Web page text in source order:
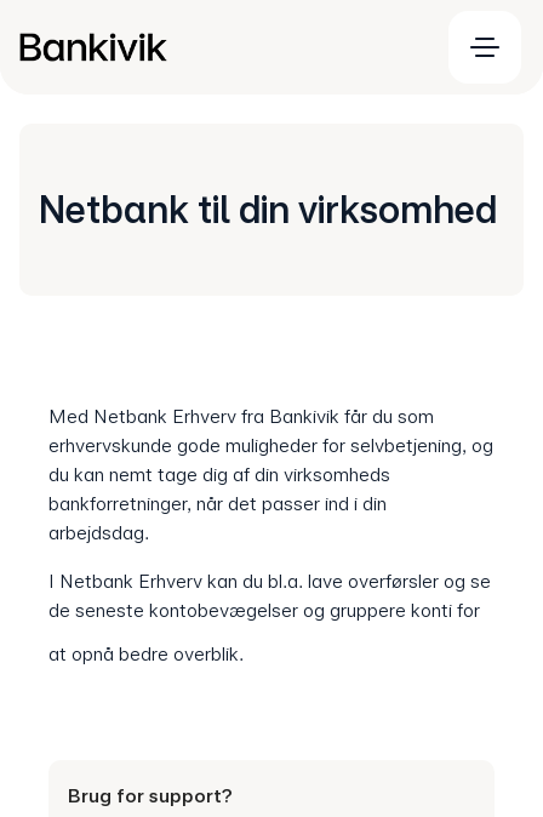
Netbank til din virksomhed
Med Netbank Erhverv fra Bankivik får du som
erhvervskunde gode muligheder for selvbetjening, og
du kan nemt tage dig af din virksomheds
bankforretninger, når det passer ind i din
arbejdsdag.
I Netbank Erhverv kan du bl.a. lave overførsler og se
de seneste kontobevægelser og gruppere konti for
at opnå bedre overblik.
Brug for support?